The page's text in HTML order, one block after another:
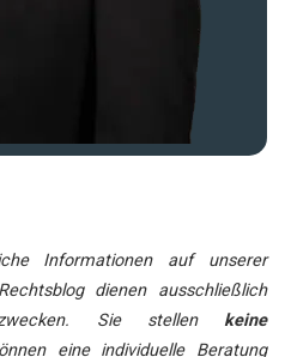
Informationen auf unserer
dienen ausschließlich
Sie stellen keine
eine individuelle Beratung